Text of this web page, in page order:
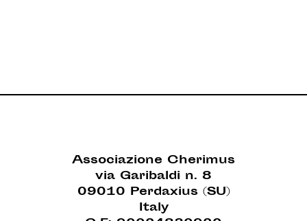
Associazione Cherimus
via Garibaldi n. 8
09010 Perdaxius (SU)
Italy